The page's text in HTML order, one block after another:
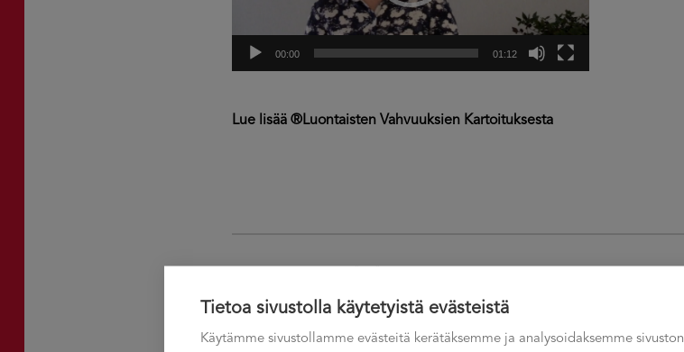
00:00 01:12
Lue lisää ®Luontaisten Vahvuuksien Kartoituksesta
Tietoa sivustolla käytetyistä evästeistä
Käytämme sivustollamme evästeitä kerätäksemme ja analysoidaksemme sivuston